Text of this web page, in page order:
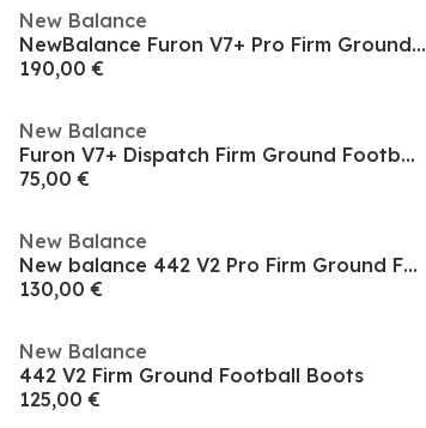
New Balance
NewBalance Furon V7+ Pro Firm Ground Football Boots
190,00 €
New Balance
Furon V7+ Dispatch Firm Ground Football Boots
75,00 €
New Balance
New balance 442 V2 Pro Firm Ground Football Boots
130,00 €
New Balance
442 V2 Firm Ground Football Boots
125,00 €